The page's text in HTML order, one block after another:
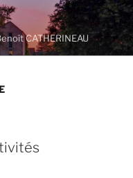
CATHERINEAU